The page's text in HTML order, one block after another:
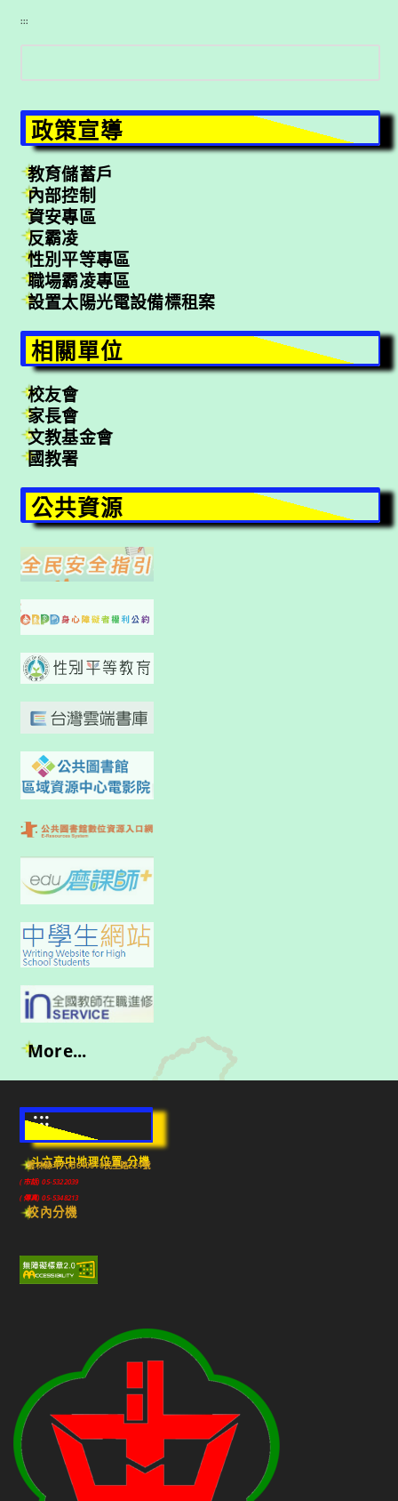
:::
搜
尋
政策宣導
教育儲蓄戶
內部控制
資安專區
反霸凌
性別平等專區
職場霸凌專區
設置太陽光電設備標租案
相關單位
校友會
家長會
文教基金會
國教署
公共資源
More...
:::
斗六高中地理位置-分機
雲林縣斗六市640010民生路224號
(市話) 05-5322039
(傳真) 05-5348213
校內分機